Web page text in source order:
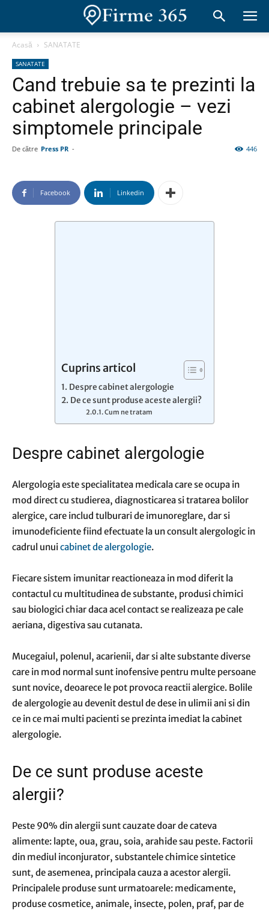
Acasă SANATATE
SANATATE
Cand trebuie sa te prezinti la
cabinet alergologie – vezi
simptomele principale
De către Press PR - 446
Facebook Linkedin
Cuprins articol
Despre cabinet alergologie
De ce sunt produse aceste alergii?
Cum ne tratam
Despre cabinet alergologie
Alergologia este specialitatea medicala care se ocupa in
mod direct cu studierea, diagnosticarea si tratarea bolilor
alergice, care includ tulburari de imunoreglare, dar si
imunodeficiente fiind efectuate la un consult alergologic in
cadrul unuicabinet de alergologie.
Fiecare sistem imunitar reactioneaza in mod diferit la
contactul cu multitudinea de substante, produsi chimici
sau biologici chiar daca acel contact se realizeaza pe cale
aeriana, digestiva sau cutanata.
Mucegaiul, polenul, acarienii, dar si alte substante diverse
care in mod normal sunt inofensive pentru multe persoane
sunt novice, deoarece le pot provoca reactii alergice. Bolile
de alergologie au devenit destul de dese in ulimii ani si din
ce in ce mai multi pacienti se prezinta imediat la cabinet
alergologie.
De ce sunt produse aceste
alergii?
Peste 90% din alergii sunt cauzate doar de cateva
alimente: lapte, oua, grau, soia, arahide sau peste. Factorii
din mediul inconjurator, substantele chimice sintetice
sunt, de asemenea, principala cauza a acestor alergii.
Principalele produse sunt urmatoarele: medicamente,
produse cosmetice, animale, insecte, polen, praf, par de